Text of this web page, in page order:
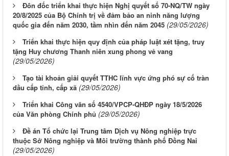
Đôn đốc triển khai thực hiện Nghị quyết số 70-NQ/TW ngày
20/8/2025 của Bộ Chính trị về đảm bảo an ninh năng lượng
quốc gia đến năm 2030, tầm nhìn đến năm 2045 (29/05/2026)
Triển khai thực hiện quy định của pháp luật xét tặng, truy
tặng Huy chương Thanh niên xung phong vẻ vang
(29/05/2026)
Tạo tài khoản giải quyết TTHC lĩnh vực ứng phó sự cố tràn
dầu cấp tỉnh, cấp xã (29/05/2026)
Triển khai Công văn số 4540/VPCP-QHĐP ngày 18/5/2026
của Văn phòng Chính phủ (29/05/2026)
Đề án Tổ chức lại Trung tâm Dịch vụ Nông nghiệp trực
thuộc Sở Nông nghiệp và Môi trường thành phố Đồng Nai
(29/05/2026)